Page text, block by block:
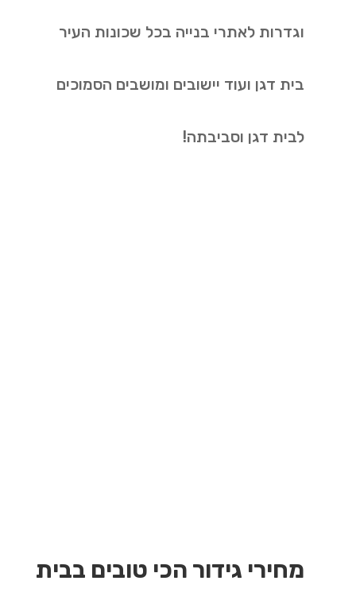
וגדרות לאתרי בנייה בכל שכונות העיר
בית דגן ועוד יישובים ומושבים הסמוכים
לבית דגן וסביבתה!
מחירי גידור הכי טובים בבית